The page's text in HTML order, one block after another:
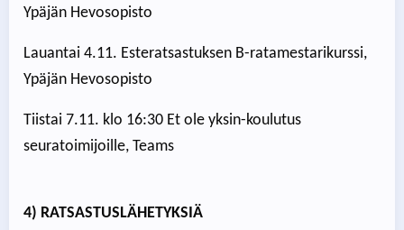
Ypäjän Hevosopisto
Lauantai 4.11. Esteratsastuksen B-ratamestarikurssi,
Ypäjän Hevosopisto
Tiistai 7.11. klo 16:30 Et ole yksin-koulutus
seuratoimijoille, Teams
4) RATSASTUSLÄHETYKSIÄ